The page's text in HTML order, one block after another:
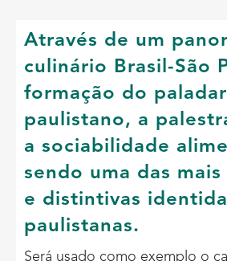
Através de um
culinário Brasil-São
formação do paladar
paulistano, a
a sociabilidade
sendo uma das mais
e distintivas
paulistanas.
Será usado como exemplo o